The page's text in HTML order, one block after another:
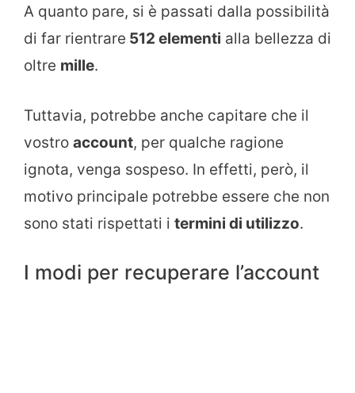
A quanto pare, si è passati dalla possibilità
di far rientrare 512 elementi alla bellezza di
oltre mille.
Tuttavia, potrebbe anche capitare che il
vostro account, per qualche ragione
ignota, venga sospeso. In effetti, però, il
motivo principale potrebbe essere che non
sono stati rispettati i termini di utilizzo.
I modi per recuperare l’account